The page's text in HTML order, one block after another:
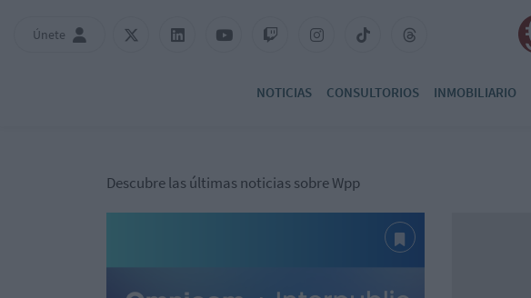
Únete
NOTICIAS CONSULTORIOS INMOBILIARIO
Descubre las últimas noticias sobre Wpp